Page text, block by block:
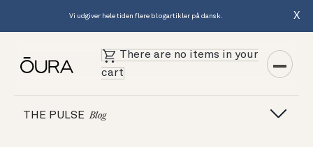
Vi udgiver hele tiden flere blogartikler på dansk. X
There are no items in your
cart
THE PULSE Blog